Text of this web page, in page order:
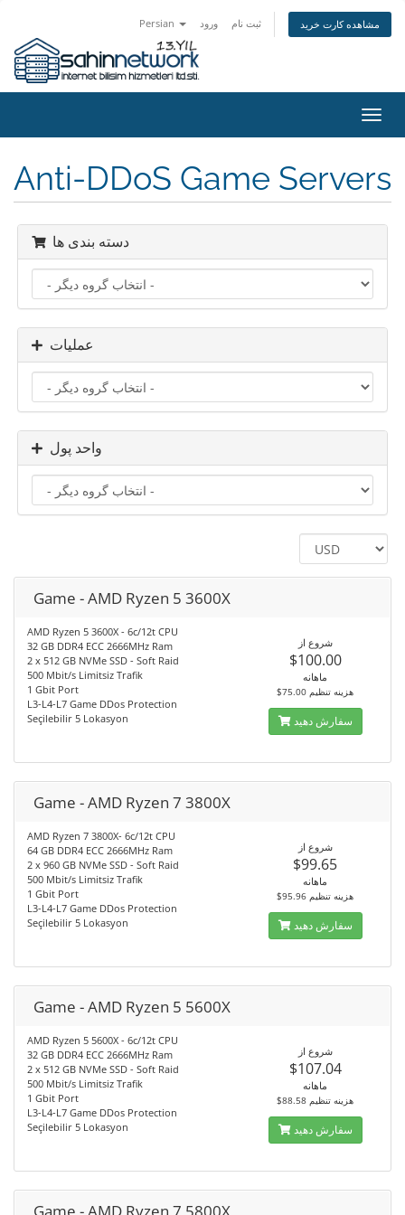
Persian ورود ثبت نام مشاهده کارت خرید
تغییر
Anti-DDoS Game Servers
دسته بندی ها
عملیات
واحد پول
Game - AMD Ryzen 5 3600X
AMD Ryzen 5 3600X - 6c/12t CPU
32 GB DDR4 ECC 2666MHz Ram
2 x 512 GB NVMe SSD - Soft Raid
500 Mbit/s Limitsiz Trafik
1 Gbit Port
L3-L4-L7 Game DDos Protection
Seçilebilir 5 Lokasyon
شروع از
$100.00
ماهانه
$75.00 هزینه تنظیم
سفارش دهید
Game - AMD Ryzen 7 3800X
AMD Ryzen 7 3800X- 6c/12t CPU
64 GB DDR4 ECC 2666MHz Ram
2 x 960 GB NVMe SSD - Soft Raid
500 Mbit/s Limitsiz Trafik
1 Gbit Port
L3-L4-L7 Game DDos Protection
Seçilebilir 5 Lokasyon
شروع از
$99.65
ماهانه
$95.96 هزینه تنظیم
سفارش دهید
Game - AMD Ryzen 5 5600X
AMD Ryzen 5 5600X - 6c/12t CPU
32 GB DDR4 ECC 2666MHz Ram
2 x 512 GB NVMe SSD - Soft Raid
500 Mbit/s Limitsiz Trafik
1 Gbit Port
L3-L4-L7 Game DDos Protection
Seçilebilir 5 Lokasyon
شروع از
$107.04
ماهانه
$88.58 هزینه تنظیم
سفارش دهید